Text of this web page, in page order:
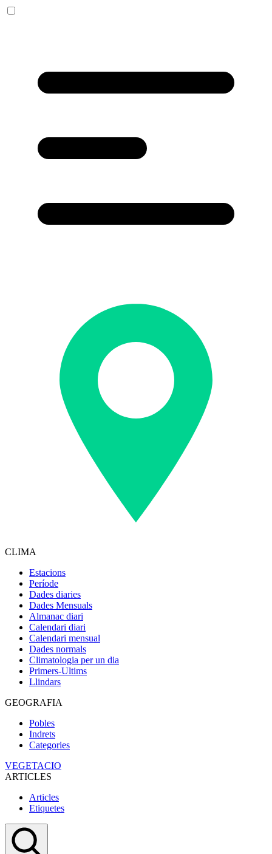
CLIMA
Estacions
Període
Dades diaries
Dades Mensuals
Almanac diari
Calendari diari
Calendari mensual
Dades normals
Climatologia per un dia
Primers-Ultims
Llindars
GEOGRAFIA
Pobles
Indrets
Categories
VEGETACIO
ARTICLES
Articles
Etiquetes